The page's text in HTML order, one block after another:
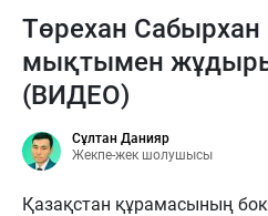
Төрехан
мықтымен
(ВИДЕО)
Сұлтан Данияр
Жекпе-жек шолушысы
Қазақстан құрамасының